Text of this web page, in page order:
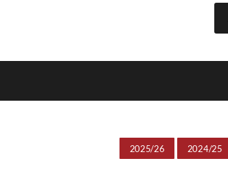
2025/26 2024/25